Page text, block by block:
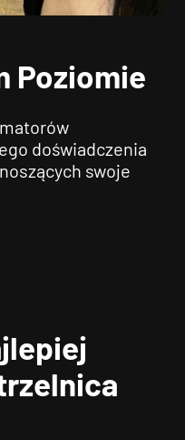
Poziomie
doświadczenia
swoje